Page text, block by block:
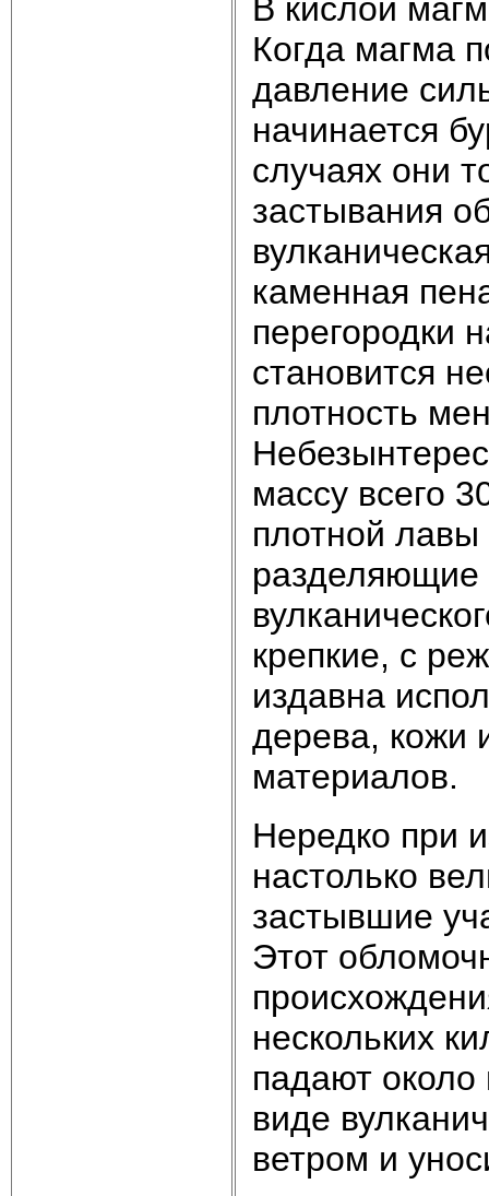
В кислой
Когда магма
давление
начинается
случаях они
застывания
каменная
перегородки
становится
плотность
массу всего
плотной
разделяющие
крепкие, с
издавна
дерева, кожи
материалов.
Нередко при
настолько
застывшие
Этот
нескольких
падают
виде
ветром и